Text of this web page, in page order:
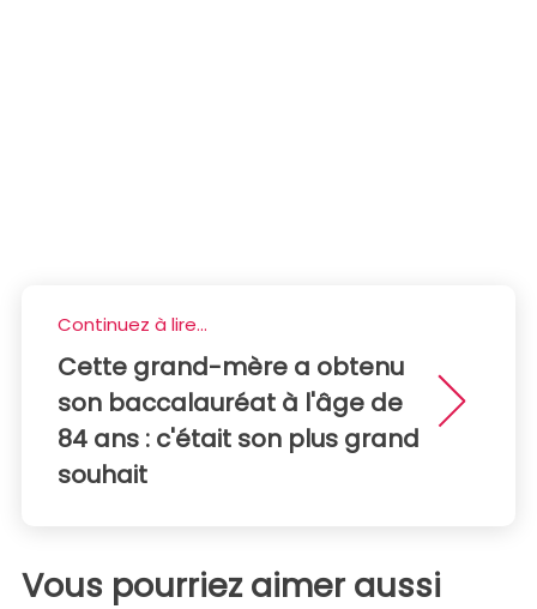
Continuez à lire...
Cette grand-mère a obtenu
son baccalauréat à l'âge de
84 ans : c'était son plus grand
souhait
Vous pourriez aimer aussi